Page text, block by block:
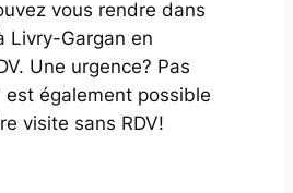
vous rendre dans
Livry-Gargan en
Une urgence? Pas
est également possible
visite sans RDV!